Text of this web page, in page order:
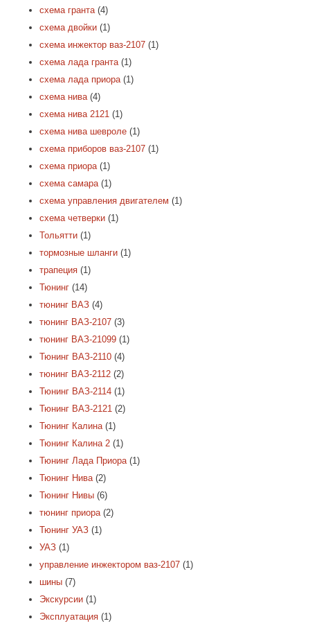
схема гранта (4)
схема двойки (1)
схема инжектор ваз-2107 (1)
схема лада гранта (1)
схема лада приора (1)
схема нива (4)
схема нива 2121 (1)
схема нива шевроле (1)
схема приборов ваз-2107 (1)
схема приора (1)
схема самара (1)
схема управления двигателем (1)
схема четверки (1)
Тольятти (1)
тормозные шланги (1)
трапеция (1)
Тюнинг (14)
тюнинг ВАЗ (4)
тюнинг ВАЗ-2107 (3)
тюнинг ВАЗ-21099 (1)
Тюнинг ВАЗ-2110 (4)
тюнинг ВАЗ-2112 (2)
Тюнинг ВАЗ-2114 (1)
Тюнинг ВАЗ-2121 (2)
Тюнинг Калина (1)
Тюнинг Калина 2 (1)
Тюнинг Лада Приора (1)
Тюнинг Нива (2)
Тюнинг Нивы (6)
тюнинг приора (2)
Тюнинг УАЗ (1)
УАЗ (1)
управление инжектором ваз-2107 (1)
шины (7)
Экскурсии (1)
Эксплуатация (1)